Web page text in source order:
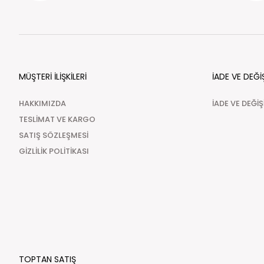
MÜŞTERİ İLİŞKİLERİ
HAKKIMIZDA
TESLİMAT VE KARGO
SATIŞ SÖZLEŞMESİ
GİZLİLİK POLİTİKASI
İADE VE
İADE VE
TOPTAN SATIŞ